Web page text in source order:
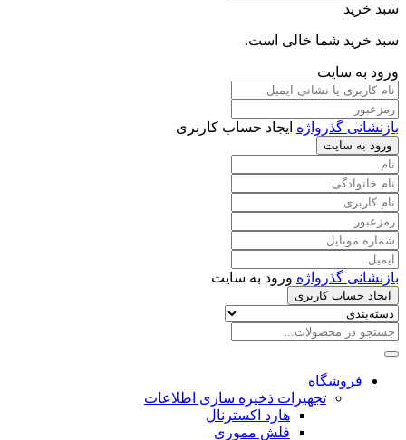
سبد خرید
سبد خرید شما خالی است.
ورود به سایت
بازنشانی گذرواژه ایجاد حساب کاربری
ورود به سایت
بازنشانی گذرواژه ورود به سایت
ایجاد حساب کاربری
فروشگاه
تجهیزات ذخیره سازی اطلاعات
هارد اکسترنال
فلش مموری